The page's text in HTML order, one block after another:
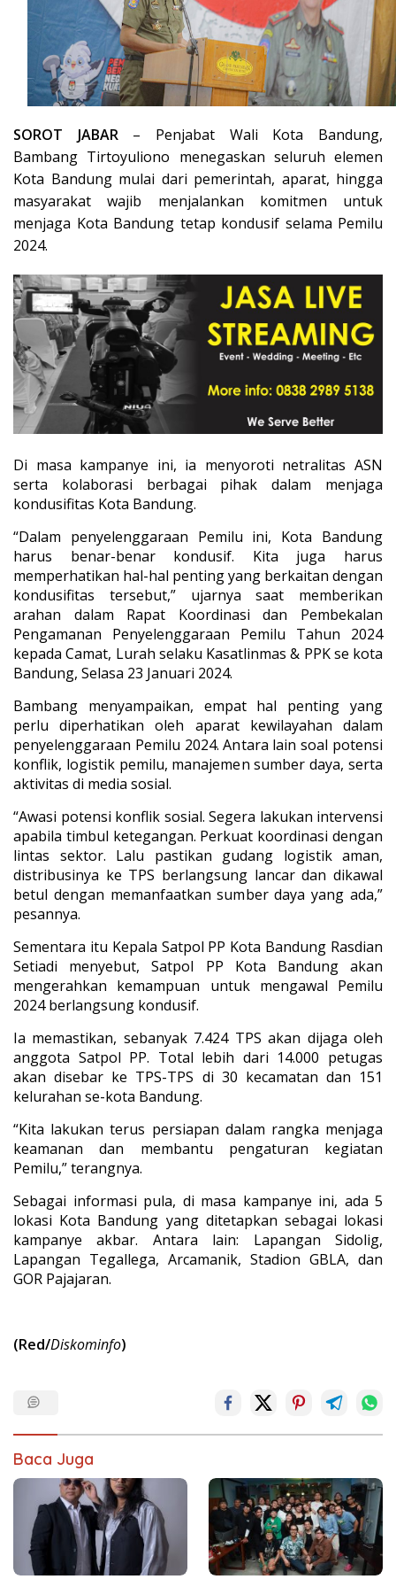
SOROT JABAR– Penjabat Wali Kota Bandung,
Bambang Tirtoyuliono menegaskan seluruh elemen
Kota Bandung mulai dari pemerintah, aparat, hingga
masyarakat wajib menjalankan komitmen untuk
menjaga Kota Bandung tetap kondusif selama Pemilu
2024.
Di masa kampanye ini, ia menyoroti netralitas ASN
serta kolaborasi berbagai pihak dalam menjaga
kondusifitas Kota Bandung.
“Dalam penyelenggaraan Pemilu ini, Kota Bandung
harus benar-benar kondusif. Kita juga harus
memperhatikan hal-hal penting yang berkaitan dengan
kondusifitas tersebut,” ujarnya saat memberikan
arahan dalam Rapat Koordinasi dan Pembekalan
Pengamanan Penyelenggaraan Pemilu Tahun 2024
kepada Camat, Lurah selaku Kasatlinmas & PPK se kota
Bandung, Selasa 23 Januari 2024.
Bambang menyampaikan, empat hal penting yang
perlu diperhatikan oleh aparat kewilayahan dalam
penyelenggaraan Pemilu 2024. Antara lain soal potensi
konflik, logistik pemilu, manajemen sumber daya, serta
aktivitas di media sosial.
“Awasi potensi konflik sosial. Segera lakukan intervensi
apabila timbul ketegangan. Perkuat koordinasi dengan
lintas sektor. Lalu pastikan gudang logistik aman,
distribusinya ke TPS berlangsung lancar dan dikawal
betul dengan memanfaatkan sumber daya yang ada,”
pesannya.
Sementara itu Kepala Satpol PP Kota Bandung Rasdian
Setiadi menyebut, Satpol PP Kota Bandung akan
mengerahkan kemampuan untuk mengawal Pemilu
2024 berlangsung kondusif.
Ia memastikan, sebanyak 7.424 TPS akan dijaga oleh
anggota Satpol PP. Total lebih dari 14.000 petugas
akan disebar ke TPS-TPS di 30 kecamatan dan 151
kelurahan se-kota Bandung.
“Kita lakukan terus persiapan dalam rangka menjaga
keamanan dan membantu pengaturan kegiatan
Pemilu,” terangnya.
Sebagai informasi pula, di masa kampanye ini, ada 5
lokasi Kota Bandung yang ditetapkan sebagai lokasi
kampanye akbar. Antara lain: Lapangan Sidolig,
Lapangan Tegallega, Arcamanik, Stadion GBLA, dan
GOR Pajajaran.
(Red/Diskominfo)
Baca Juga